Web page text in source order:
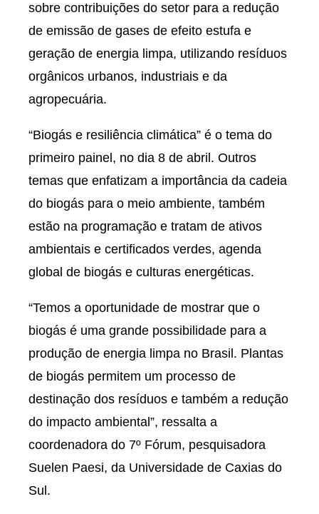
sobre contribuições do setor para a redução
de emissão de gases de efeito estufa e
geração de energia limpa, utilizando resíduos
orgânicos urbanos, industriais e da
agropecuária.
“Biogás e resiliência climática” é o tema do
primeiro painel, no dia 8 de abril. Outros
temas que enfatizam a importância da cadeia
do biogás para o meio ambiente, também
estão na programação e tratam de ativos
ambientais e certificados verdes, agenda
global de biogás e culturas energéticas.
“Temos a oportunidade de mostrar que o
biogás é uma grande possibilidade para a
produção de energia limpa no Brasil. Plantas
de biogás permitem um processo de
destinação dos resíduos e também a redução
do impacto ambiental”, ressalta a
coordenadora do 7º Fórum, pesquisadora
Suelen Paesi, da Universidade de Caxias do
Sul.